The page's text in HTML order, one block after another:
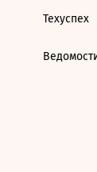
Техуспех